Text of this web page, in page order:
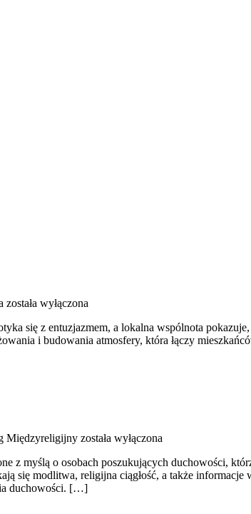
została wyłączona
się z entuzjazmem, a lokalna wspólnota
i budowania atmosfery, która łączy
Międzyreligijny została wyłączona
z myślą o osobach poszukujących duchowości,
się modlitwa, religijna ciągłość, a także
duchowości. […]